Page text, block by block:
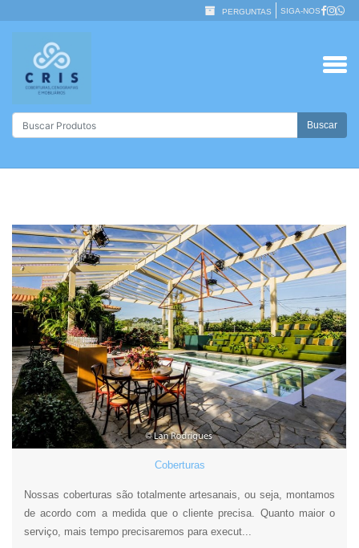
PERGUNTAS SIGA-NOS
Buscar
Coberturas
Nossas coberturas são totalmente artesanais, ou seja, montamos
de acordo com a medida que o cliente precisa. Quanto maior o
serviço, mais tempo precisaremos para execut...